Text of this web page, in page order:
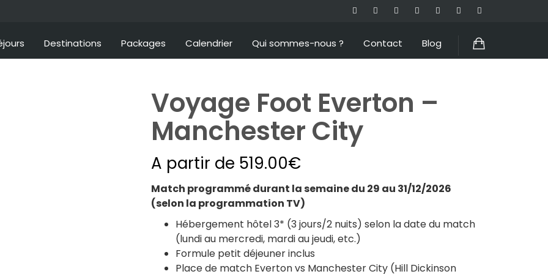
Destinations Packages Calendrier Qui sommes-nous ? Contact Blog
Voyage Foot Everton –
Manchester City
A partir de 519.00€
Match programmé durant la semaine du 29 au 31/12/2026
(selon la programmation TV)
Hébergement hôtel 3* (3 jours/2 nuits) selon la date du match
(lundi au mercredi, mardi au jeudi, etc.)
Formule petit déjeuner inclus
Place de match Everton vs Manchester City (Hill Dickinson